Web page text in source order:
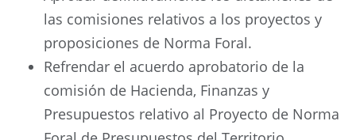
las comisiones relativos a los proyectos y
proposiciones de Norma Foral.
Refrendar el acuerdo aprobatorio de la
comisión de Hacienda, Finanzas y
Presupuestos relativo al Proyecto de Norma